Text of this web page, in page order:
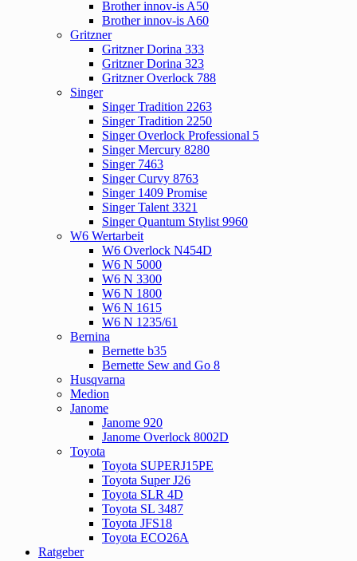
Brother innov-is A50
Brother innov-is A60
Gritzner
Gritzner Dorina 333
Gritzner Dorina 323
Gritzner Overlock 788
Singer
Singer Tradition 2263
Singer Tradition 2250
Singer Overlock Professional 5
Singer Mercury 8280
Singer 7463
Singer Curvy 8763
Singer 1409 Promise
Singer Talent 3321
Singer Quantum Stylist 9960
W6 Wertarbeit
W6 Overlock N454D
W6 N 5000
W6 N 3300
W6 N 1800
W6 N 1615
W6 N 1235/61
Bernina
Bernette b35
Bernette Sew and Go 8
Husqvarna
Medion
Janome
Janome 920
Janome Overlock 8002D
Toyota
Toyota SUPERJ15PE
Toyota Super J26
Toyota SLR 4D
Toyota SL 3487
Toyota JFS18
Toyota ECO26A
Ratgeber